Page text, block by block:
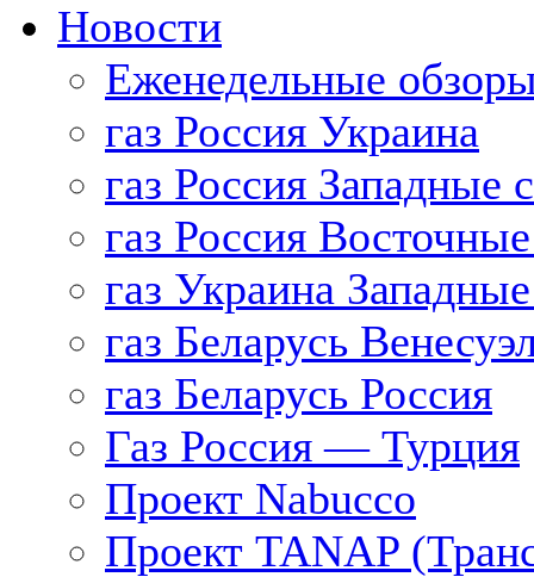
Новости
Еженедельные
газ Россия Украина
газ Россия Западные
газ Россия
газ Украина
газ Беларусь
газ Беларусь Россия
Газ Россия — Турция
Проект Nabucco
Проект TANAP